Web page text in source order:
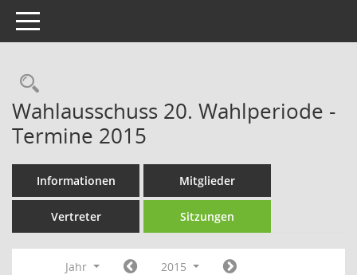
Toggle navigation
Rechercheauswahl
Wahlausschuss 20. Wahlperiode -
Termine 2015
Informationen Mitglieder
Vertreter Sitzungen
Jahr
2015